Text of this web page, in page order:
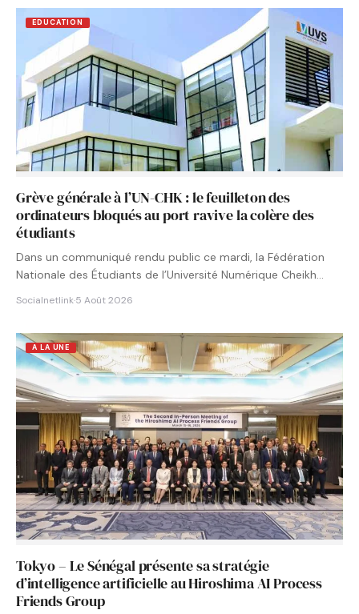
EDUCATION
Grève générale à l’UN-CHK : le feuilleton des
ordinateurs bloqués au port ravive la colère des
étudiants
Dans un communiqué rendu public ce mardi, la Fédération
Nationale des Étudiants de l’Université Numérique Cheikh
Socialnetlink·5 Août 2026
A LA UNE
Tokyo – Le Sénégal présente sa stratégie
d’intelligence artificielle au Hiroshima AI Process
Friends Group